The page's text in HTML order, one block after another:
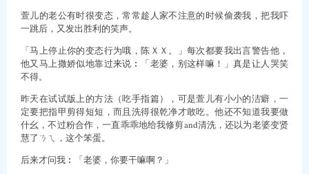
萱儿的老公有时很变态，常常趁人家不注意的时候偷袭我，把我吓
一跳后，又发出胜利的笑声。
「马上停止你的变态行为哦，陈ＸＸ。」每次都要我出言警告他，
他又马上撒娇似地靠过来说︰「老婆，别这样嘛！」真是让人哭笑
不得。
昨天在试试版上的方法（吃手指篇），可是萱儿有小小的洁癖，一
定要把指甲剪得短短，而且洗得很乾净才敢吃。他还不知道我要做
什幺，不过粉合作，一直乖乖地给我修剪and清洗，还以为老婆变贤
慧了ㄋㄟ，这个笨蛋。
后来才问我︰「老婆，你要干嘛啊？」